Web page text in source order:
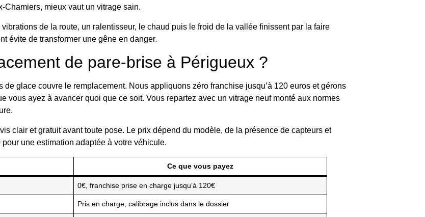
mieux vaut un vitrage sain.
de la route, un ralentisseur, le chaud puis le froid de la vallée finissent par la faire
évite de transformer une gêne en danger.
de pare-brise à Périgueux ?
glace couvre le remplacement. Nous appliquons zéro franchise jusqu’à 120 euros et gérons
vous ayez à avancer quoi que ce soit. Vous repartez avec un vitrage neuf monté aux normes
clair et gratuit avant toute pose. Le prix dépend du modèle, de la présence de capteurs et
une estimation adaptée à votre véhicule.
Ce que vous payez
0€, franchise prise en charge jusqu’à 120€
Pris en charge, calibrage inclus dans le dossier